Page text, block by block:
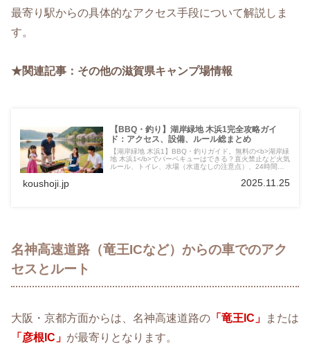
最寄り駅からの具体的なアクセス手段について解説しま
す。
★関連記事：その他の滋賀県キャンプ場情報
【BBQ・釣り】湖岸緑地 木浜1完全攻略ガイ
ド：アクセス、設備、ルール総まとめ
【湖岸緑地 木浜1】BBQ・釣りガイド。無料の<b>湖岸緑
地 木浜1</b>でバーベキューはできる？直火禁止など火気
ルール、トイレ、水場（水道なしの注意点）、24時間利
koushoji.jp 2025.11.25
名神高速道路（竜王ICなど）からの車でのアク
セスとルート
大阪・京都方面からは、名神高速道路の 「竜王IC」
または
「彦根IC」 が最寄りとなります。